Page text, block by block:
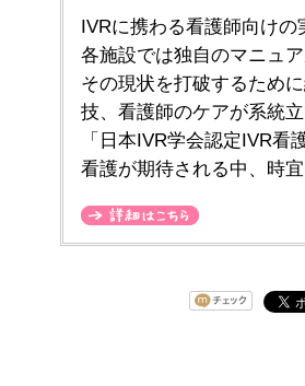
IVRに携わる看護師向け
各施設では独自のマニュ
その現状を打破するため
技、看護師のケアが系統
「日本IVR学会認定IVR
看護が期待される中、時